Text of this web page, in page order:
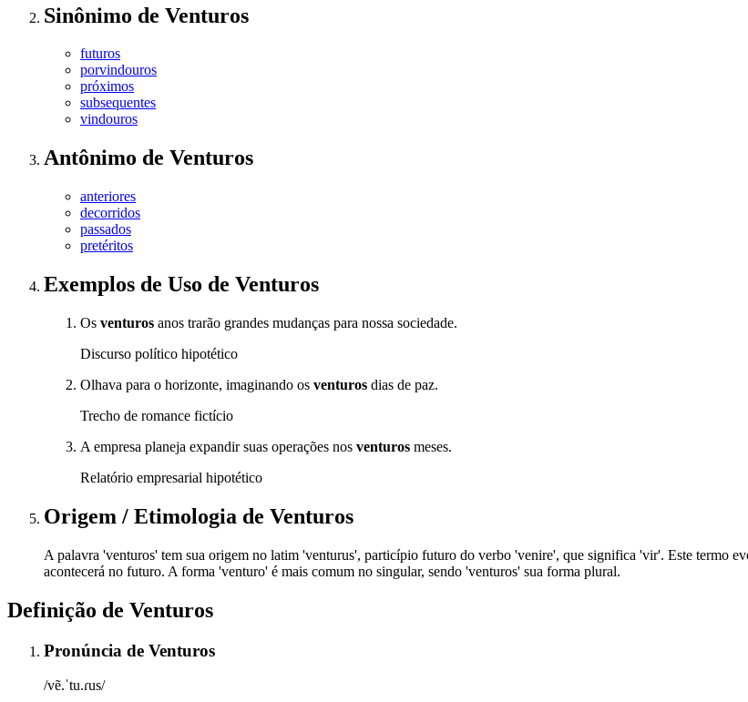
Sinônimo de Venturos
futuros
porvindouros
próximos
subsequentes
vindouros
Antônimo de Venturos
anteriores
decorridos
passados
pretéritos
Exemplos de Uso de Venturos
Os venturos anos trarão grandes mudanças para nossa sociedade.
Discurso político hipotético
Olhava para o horizonte, imaginando os venturos dias de paz.
Trecho de romance fictício
A empresa planeja expandir suas operações nos venturos meses.
Relatório empresarial hipotético
Origem / Etimologia de Venturos
A palavra 'venturos' tem sua origem no latim 'venturus', particípio futuro do verbo 'venire', que significa 'vir'. Este termo
acontecerá no futuro. A forma 'venturo' é mais comum no singular, sendo 'venturos' sua forma plural.
Definição de Venturos
Pronúncia de Venturos
/vẽ.ˈtu.ɾus/